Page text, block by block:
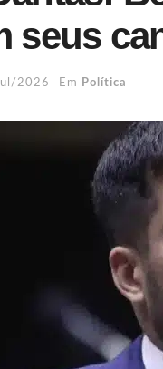
seus
2026 Em Política